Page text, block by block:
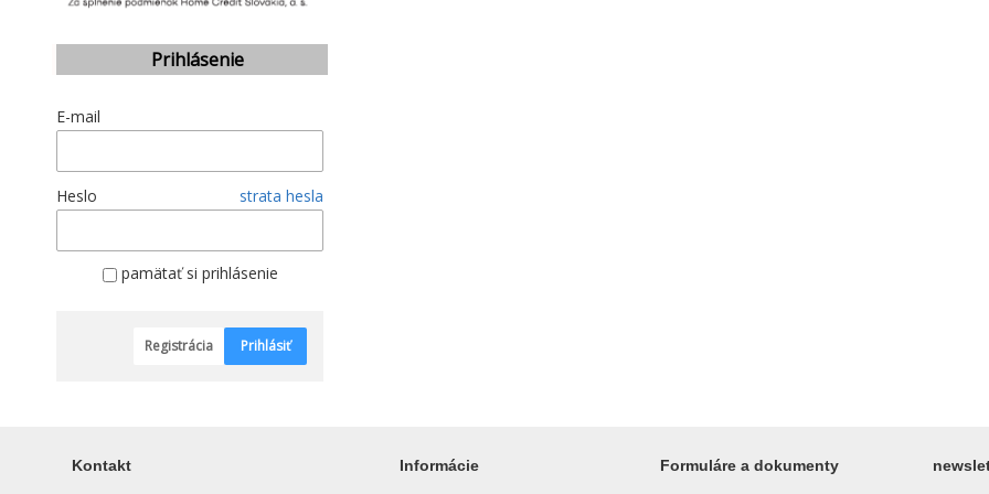
Prihlásenie
E-mail
Heslo strata hesla
pamätať si prihlásenie
Registrácia Prihlásiť
Kontakt Informácie Formuláre a dokumenty